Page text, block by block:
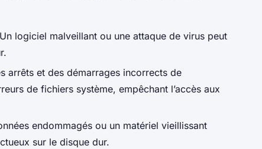
logiciel malveillant ou une attaque de virus peut
arrêts et des démarrages incorrects de
de fichiers système, empêchant l’accès aux
endommagés ou un matériel vieillissant
sur le disque dur.